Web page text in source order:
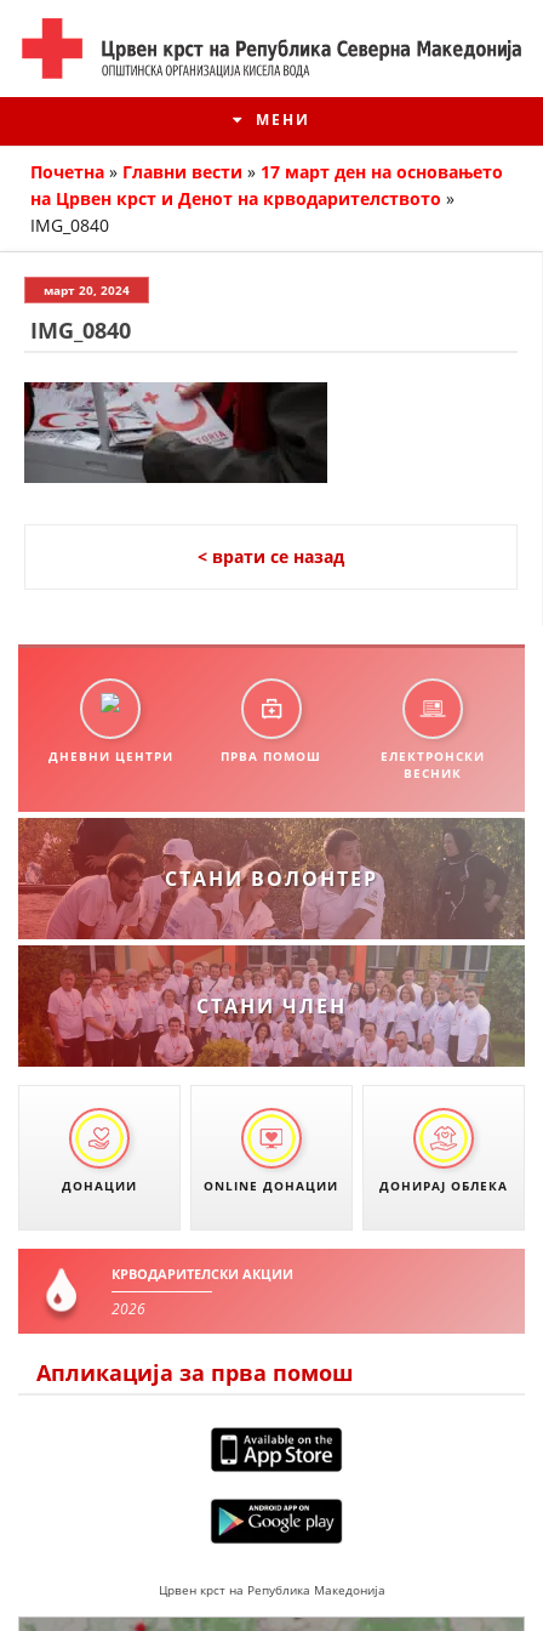
МЕНИ
ИСТОРИЈАТ НА ЦКРМ
СТРУКТУРА НА ОРГАНИЗАЦИЈАТА
ЧЛЕНСТВО ВО ПРОФЕСИОНАЛНИ ТЕЛА
ЗАКОН ЗА ЦКРМ
ОРГАНИЗАЦИЈА И РАЗВОЈ
РАКОВОДЕН ОДБОР
СОБРАНИЕ
ДИСЕМИНАЦИЈА
MЕЃУНАРОДНО ХУМАНИТАРНО ПРАВО
УПОТРЕБА И ЗАШТИТА НА АМБЛЕМОТ
СОЦИЈАЛНО ХУМАНИТАРНА ДЕЈНОСТ
ТИМОВИ НА ООЦК
ПРОЕКТИ – ПОДГОТВЕНОСТ И ДЕЈСТВУВАЊЕ ПРИ КАТАСТРОФИ
ИСТРАЖУВАЊЕ НА ЈАВНО МИСЛЕЊЕ
Почетна » Главни вести » 17 март ден на основањето
на Црвен крст и Денот на крводарителството »
IMG_0840
март 20, 2024
IMG_0840
< врати се назад
ДНЕВНИ ЦЕНТРИ ПРВА ПОМОШ
ЕЛЕКТРОНСКИ
ВЕСНИК
СТАНИ ВОЛОНТЕР
СТАНИ ЧЛЕН
ДОНАЦИИ ONLINE ДОНАЦИИ ДОНИРАЈ ОБЛЕКА
КРВОДАРИТЕЛСКИ АКЦИИ
2026
Апликација за прва помош
Црвен крст на Република Македонија